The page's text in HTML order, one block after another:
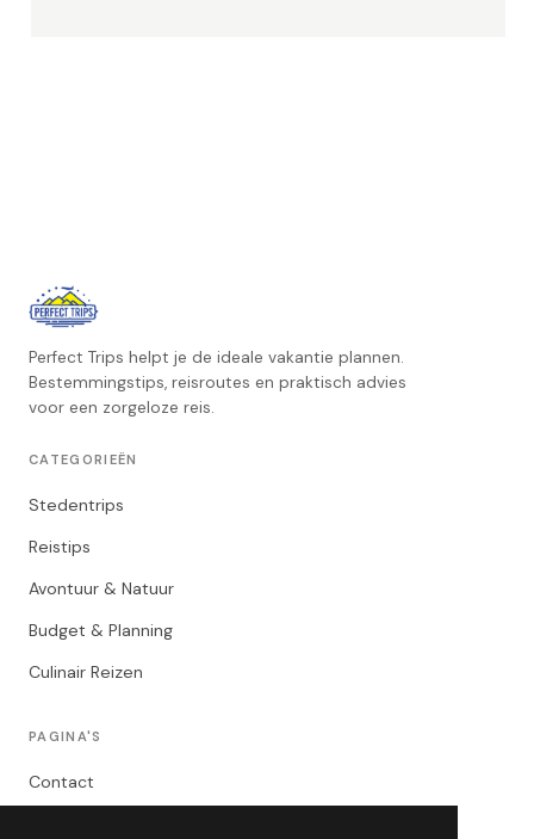
Perfect Trips helpt je de ideale vakantie plannen.
Bestemmingstips, reisroutes en praktisch advies
voor een zorgeloze reis.
CATEGORIEËN
Stedentrips
Reistips
Avontuur & Natuur
Budget & Planning
Culinair Reizen
PAGINA'S
Contact